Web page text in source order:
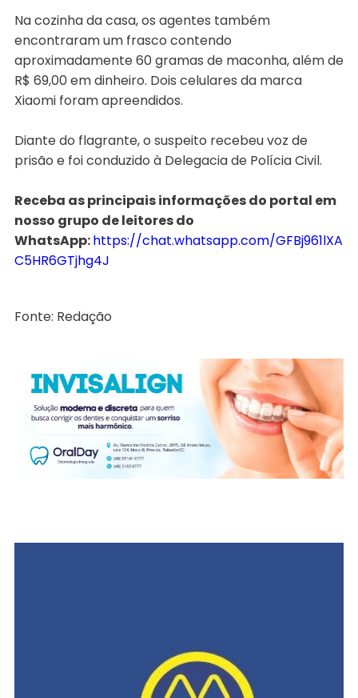
Na cozinha da casa, os agentes também
encontraram um frasco contendo
aproximadamente 60 gramas de maconha, além de
R$ 69,00 em dinheiro. Dois celulares da marca
Xiaomi foram apreendidos.
Diante do flagrante, o suspeito recebeu voz de
prisão e foi conduzido à Delegacia de Polícia Civil.
Receba as principais informações do portal em
nosso grupo de leitores do
WhatsApp:https://chat.whatsapp.com/GFBj961lXA
C5HR6GTjhg4J
Fonte: Redação